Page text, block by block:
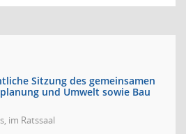
Sitzung des gemeinsamen
und Umwelt sowie Bau
im Ratssaal